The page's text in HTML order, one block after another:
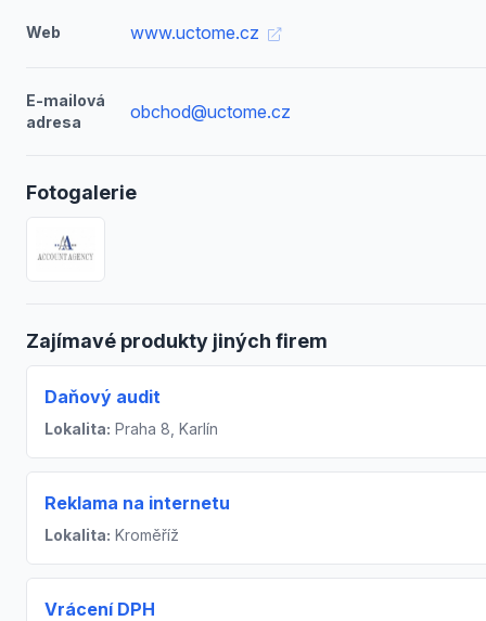
Web www.uctome.cz
E-mailová
adresa
obchod@uctome.cz
Fotogalerie
Zajímavé produkty jiných firem
Daňový audit
Lokalita: Praha 8, Karlín
Reklama na internetu
Lokalita: Kroměříž
Vrácení DPH